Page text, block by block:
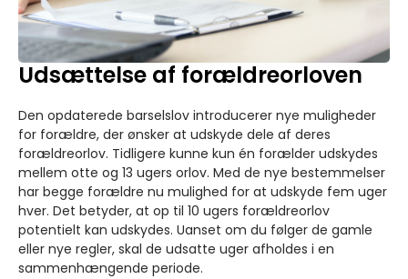
Udsættelse af forældreorloven
Den opdaterede barselslov introducerer nye muligheder
for forældre, der ønsker at udskyde dele af deres
forældreorlov. Tidligere kunne kun én forælder udskydes
mellem otte og 13 ugers orlov. Med de nye bestemmelser
har begge forældre nu mulighed for at udskyde fem uger
hver. Det betyder, at op til 10 ugers forældreorlov
potentielt kan udskydes. Uanset om du følger de gamle
eller nye regler, skal de udsatte uger afholdes i en
sammenhængende periode.